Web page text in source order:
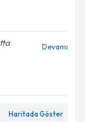
Devamı
Haritada Göster